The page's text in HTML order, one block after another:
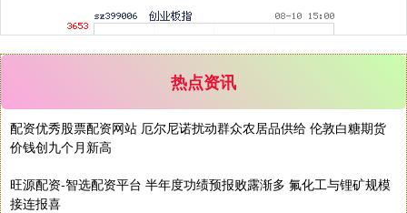
基金指数
热点资讯
配资优秀股票配资网站 厄尔尼诺扰动群众农居品供给 伦敦白糖期货
价钱创九个月新高
旺源配资-智选配资平台 半年度功绩预报败露渐多 氟化工与锂矿规模
接连报喜